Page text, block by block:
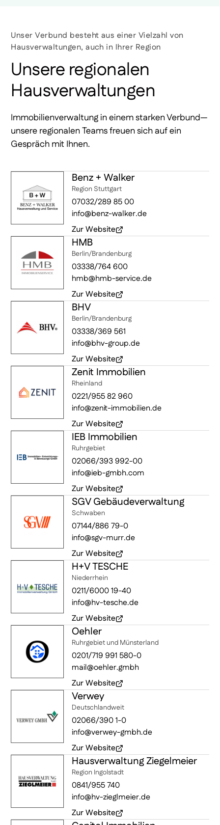
Unser Verbund besteht aus einer Vielzahl von
Hausverwaltungen, auch in Ihrer Region
Unsere regionalen
Hausverwaltungen
Immobilienverwaltung in einem starken Verbund—
unsere regionalen Teams freuen sich auf ein
Gespräch mit Ihnen.
(öffnet in neuem Fenster)
Benz + Walker
Region Stuttgart
07032/289 85 00
info@benz-walker.de
Zur Website
(öffnet in neuem Fenster)
HMB
Berlin/Brandenburg
03338/764 600
hmb@hmb-service.de
Zur Website
(öffnet in neuem Fenster)
BHV
Berlin/Brandenburg
03338/369 561
info@bhv-group.de
Zur Website
(öffnet in neuem Fenster)
Zenit Immobilien
Rheinland
0221/955 82 960
info@zenit-immobilien.de
Zur Website
(öffnet in neuem Fenster)
IEB Immobilien
Ruhrgebiet
02066/393 992-00
info@ieb-gmbh.com
Zur Website
(öffnet in neuem Fenster)
SGV Gebäudeverwaltung
Schwaben
07144/886 79-0
info@sgv-murr.de
Zur Website
(öffnet in neuem Fenster)
H+V TESCHE
Niederrhein
0211/6000 19-40
info@hv-tesche.de
Zur Website
(öffnet in neuem Fenster)
Oehler
Ruhrgebiet und Münsterland
0201/719 991 580-0
mail@oehler.gmbh
Zur Website
(öffnet in neuem Fenster)
Verwey
Deutschlandweit
02066/390 1-0
info@verwey-gmbh.de
Zur Website
(öffnet in neuem Fenster)
Hausverwaltung Ziegelmeier
Region Ingolstadt
0841/955 740
info@hv-zieglmeier.de
Zur Website